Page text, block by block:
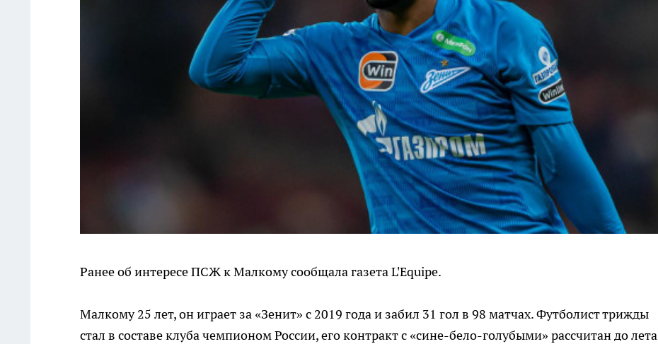
Ранее об интересе ПСЖ к Малкому сообщала газета L'Equipe.
Малкому 25 лет, он играет за «Зенит» с 2019 года и забил 31 гол в 98 матчах. Футболист трижды
стал в составе клуба чемпионом России, его контракт с «сине-бело-голубыми» рассчитан до лета